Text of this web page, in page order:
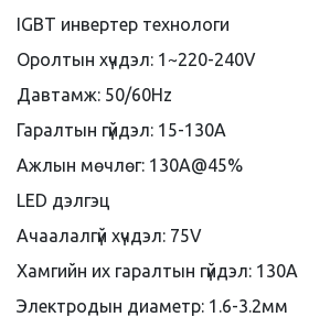
IGBT инвертер технологи
Оролтын хүчдэл: 1~220-240V
Давтамж: 50/60Hz
Гаралтын гүйдэл: 15-130A
Ажлын мөчлөг: 130A@45%
LED дэлгэц
Ачаалалгүй хүчдэл: 75V
Хамгийн их гаралтын гүйдэл: 130A
Электродын диаметр: 1.6-3.2мм